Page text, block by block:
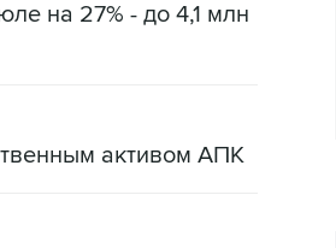
на 27% - до 4,1 млн
активом АПК